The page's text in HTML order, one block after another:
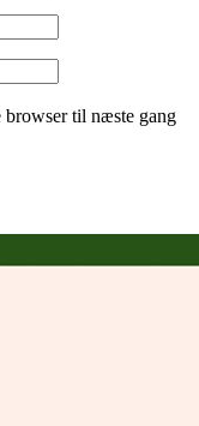
browser til næste gang